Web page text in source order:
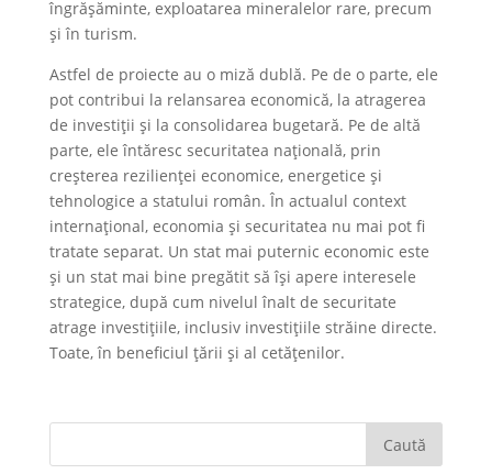
îngrășăminte, exploatarea mineralelor rare, precum
și în turism.
Astfel de proiecte au o miză dublă. Pe de o parte, ele
pot contribui la relansarea economică, la atragerea
de investiții și la consolidarea bugetară. Pe de altă
parte, ele întăresc securitatea națională, prin
creșterea rezilienței economice, energetice și
tehnologice a statului român. În actualul context
internațional, economia și securitatea nu mai pot fi
tratate separat. Un stat mai puternic economic este
și un stat mai bine pregătit să își apere interesele
strategice, după cum nivelul înalt de securitate
atrage investițiile, inclusiv investițiile străine directe.
Toate, în beneficiul țării și al cetățenilor.